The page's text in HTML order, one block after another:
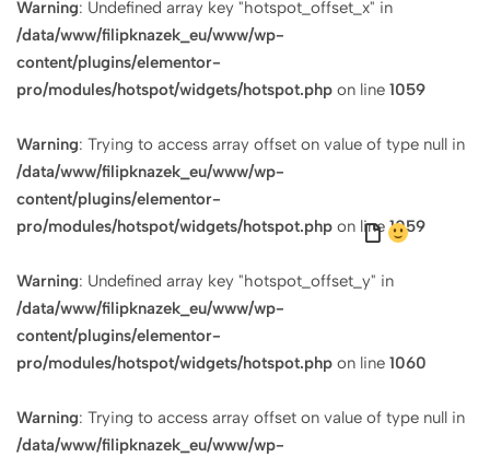
Warning: Undefined array key "hotspot_offset_x" in
/data/www/filipknazek_eu/www/wp-
content/plugins/elementor-
pro/modules/hotspot/widgets/hotspot.php on line 1059
Warning: Trying to access array offset on value of type null in
/data/www/filipknazek_eu/www/wp-
content/plugins/elementor-
pro/modules/hotspot/widgets/hotspot.php on line1059
Warning: Undefined array key "hotspot_offset_y" in
/data/www/filipknazek_eu/www/wp-
content/plugins/elementor-
pro/modules/hotspot/widgets/hotspot.php on line 1060
Warning: Trying to access array offset on value of type null in
/data/www/filipknazek_eu/www/wp-